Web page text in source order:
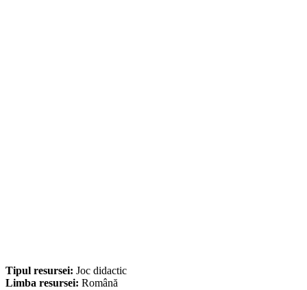
Tipul resursei: Joc didactic
Limba resursei: Română